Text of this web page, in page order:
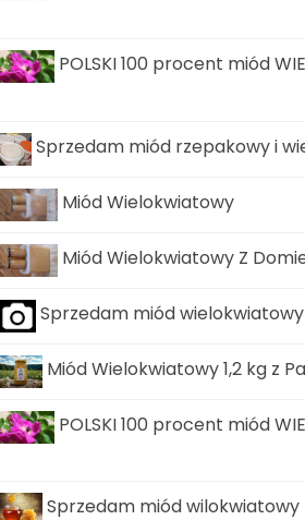
POLSKI 100 procent miód
Sprzedam miód rzepakowy i
Miód Wielokwiatowy
Miód Wielokwiatowy Z
Sprzedam miód
Miód Wielokwiatowy 1,2 kg z
POLSKI 100 procent miód
Sprzedam miód